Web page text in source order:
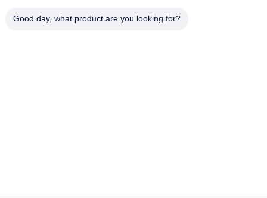
Good day, what product are you looking for?